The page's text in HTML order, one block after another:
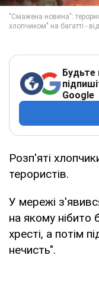
Будьте
Google
Розп'яті
терористів.
У мережі
на якому нібито
хресті, а потім
нечисть".